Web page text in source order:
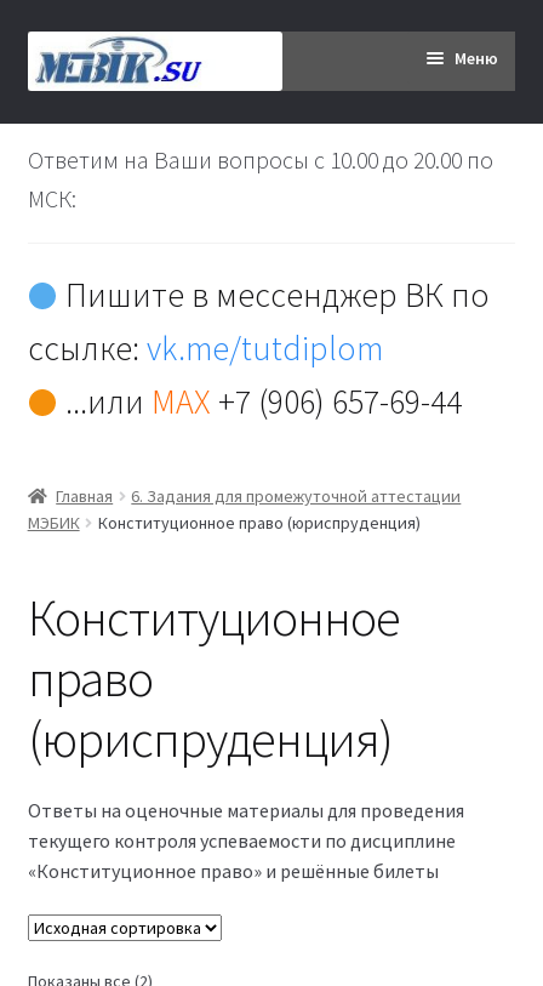
Перейти
к
Перейти
к
Меню
Главная
Дипломникам
Контакты
Оферта
Политика конфиденциальности
Студентам
управление 3,5 года (Бакалавриат)
Ответим на Ваши вопросы с 10.00 до 20.00 по
МСК:
Пишите в мессенджер ВК по
ссылке:vk.me/tutdiplom
...или MAX +7 (906) 657-69-44
Главная
6. Задания для промежуточной аттестации
МЭБИК
Конституционное право (юриспруденция)
Конституционное
право
(юриспруденция)
Ответы на оценочные материалы для проведения
текущего контроля успеваемости по дисциплине
«Конституционное право» и решённые билеты